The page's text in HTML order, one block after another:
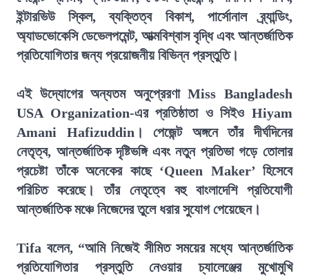
ইন্টারভিউ স্কিল, ব্যক্তিত্ব বিকাশ, পার্সোনাল ব্র্যান্ডিং,
অ্যাডভোকেসি ডেভেলপমেন্ট, আত্মবিশ্বাস বৃদ্ধি এবং আন্তর্জাতিক
প্রতিযোগিতার জন্য প্রয়োজনীয় বিভিন্ন প্রস্তুতি।
এই উদ্যোগের অন্যতম অনুপ্রেরণা Miss Bangladesh
USA Organization-এর প্রতিষ্ঠাতা ও সিইও Hiyam
Amani Hafizuddin। পেজেন্ট অঙ্গনে তাঁর দীর্ঘদিনের
নেতৃত্ব, আন্তর্জাতিক দৃষ্টিভঙ্গি এবং নতুন প্রতিভা গড়ে তোলার
প্রচেষ্টা তাঁকে অনেকের কাছে ‘Queen Maker’ হিসেবে
পরিচিত করেছে। তাঁর নেতৃত্বে বহু বাংলাদেশি প্রতিযোগী
আন্তর্জাতিক মঞ্চে নিজেদের তুলে ধরার সুযোগ পেয়েছেন।
Tifa বলেন, “আমি নিজেই সীমিত সময়ের মধ্যে আন্তর্জাতিক
প্রতিযোগিতার প্রস্তুতি নেওয়ার চ্যালেঞ্জের মুখোমুখি